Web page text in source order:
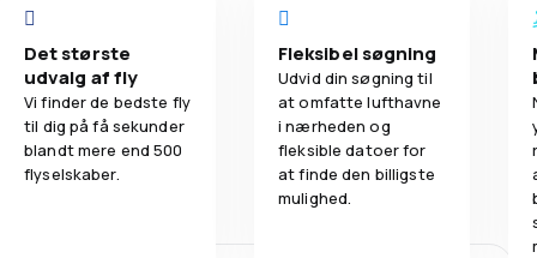
Det største
udvalg af fly
Vi finder de bedste fly
til dig på få sekunder
blandt mere end 500
flyselskaber.
Fleksibel søgning
Udvid din søgning til
at omfatte lufthavne
i nærheden og
fleksible datoer for
at finde den billigste
mulighed.